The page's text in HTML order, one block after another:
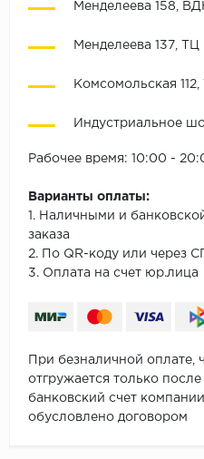
Менделеева 158,
Менделеева 137, ТЦ
Комсомольская
Индустриальное
Рабочее время: 10:00 -
Варианты оплаты:
1. Наличными и
заказа
2. По QR-коду или через
3. Оплата на счет юр.лица
При безналичной оплате,
отгружается только
банковский счет
обусловлено договором